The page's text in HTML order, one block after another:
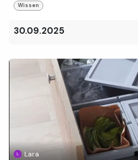
Wissen
30.09.2025
Lara